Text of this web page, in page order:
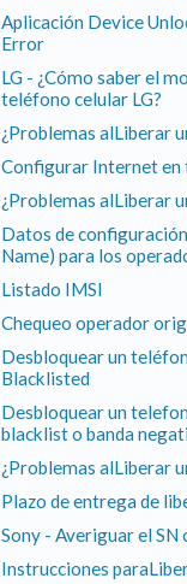
Aplicación Device
Error
LG - ¿Cómo saber el
teléfono celular LG?
¿Problemas alLiberar
Configurar Internet en
¿Problemas alLiberar
Datos de
Name) para los
Listado IMSI
Chequeo operador
Desbloquear un
Blacklisted
Desbloquear un
blacklist o banda
¿Problemas alLiberar
Plazo de entrega de
Sony - Averiguar el SN
Instrucciones